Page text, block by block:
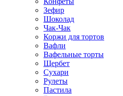
Зефир
Шоколад
Чак-Чак
Коржи для тортов
Вафли
Вафельные торты
Щербет
Сухари
Рулеты
Пастила